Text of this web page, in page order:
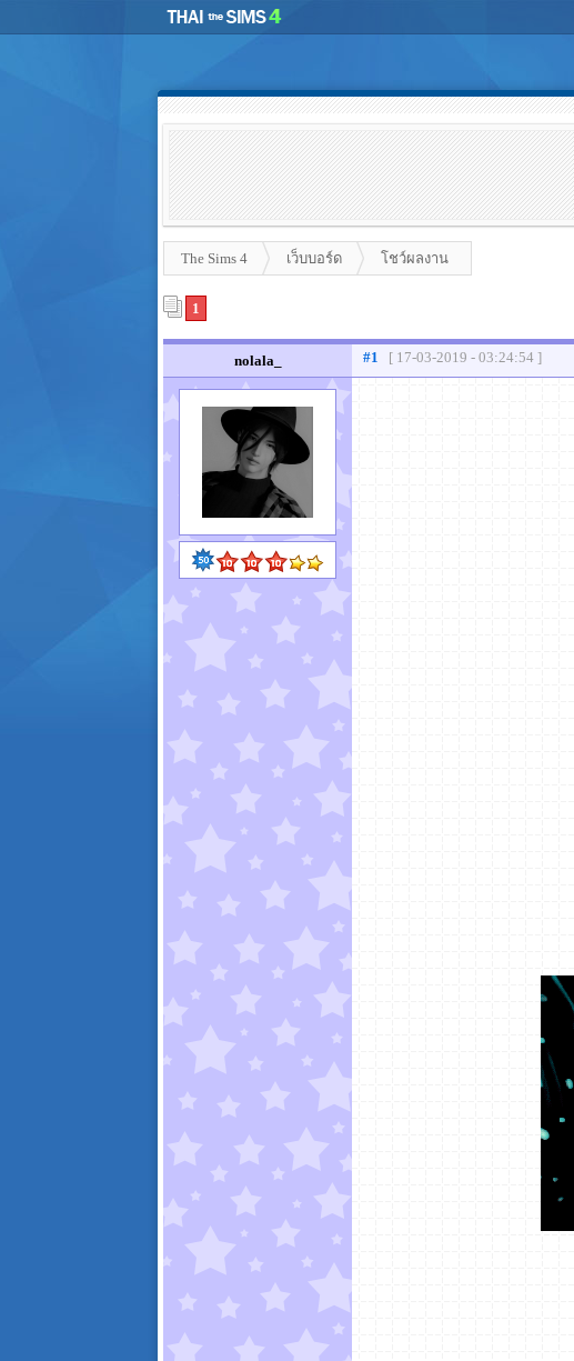
The Sims 4 เว็บบอร์ด โชว์ผลงาน
1
nolala_ #1 [ 17-03-2019 - 03:24:54 ]